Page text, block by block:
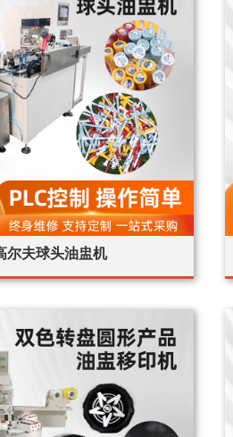
尔夫球头油盅机